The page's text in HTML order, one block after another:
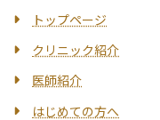
トップページ
クリニック紹介
医師紹介
はじめての方へ